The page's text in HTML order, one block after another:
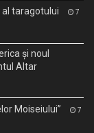
taragotului 7
și noul
Altar
Moiseiului” 7